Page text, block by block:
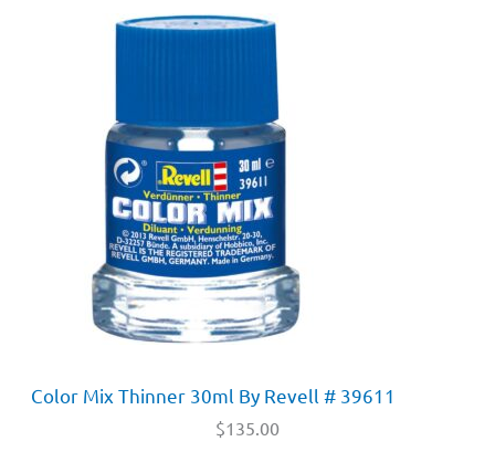
Color Mix Thinner 30ml By Revell # 39611
$135.00